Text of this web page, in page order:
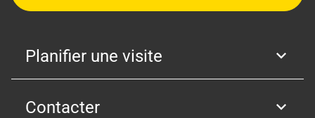
Planifier une visite
Contacter